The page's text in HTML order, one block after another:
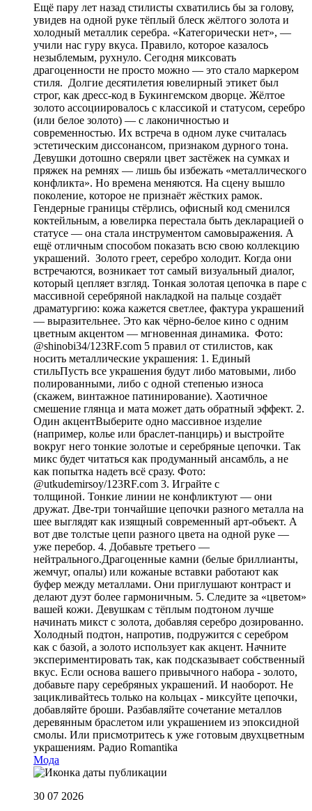
Ещё пару лет назад стилисты схватились бы за голову,
увидев на одной руке тёплый блеск жёлтого золота и
холодный металлик серебра. «Категорически нет», —
учили нас гуру вкуса. Правило, которое казалось
незыблемым, рухнуло. Сегодня миксовать
драгоценности не просто можно — это стало маркером
стиля. Долгие десятилетия ювелирный этикет был
строг, как дресс-код в Букингемском дворце. Жёлтое
золото ассоциировалось с классикой и статусом, серебро
(или белое золото) — с лаконичностью и
современностью. Их встреча в одном луке считалась
эстетическим диссонансом, признаком дурного тона.
Девушки дотошно сверяли цвет застёжек на сумках и
пряжек на ремнях — лишь бы избежать «металлического
конфликта». Но времена меняются. На сцену вышло
поколение, которое не признаёт жёстких рамок.
Гендерные границы стёрлись, офисный код сменился
коктейльным, а ювелирка перестала быть декларацией о
статусе — она стала инструментом самовыражения. А
ещё отличным способом показать всю свою коллекцию
украшений. Золото греет, серебро холодит. Когда они
встречаются, возникает тот самый визуальный диалог,
который цепляет взгляд. Тонкая золотая цепочка в паре с
массивной серебряной накладкой на пальце создаёт
драматургию: кожа кажется светлее, фактура украшений
— выразительнее. Это как чёрно-белое кино с одним
цветным акцентом — мгновенная динамика. Фото:
@shinobi34/123RF.com 5 правил от стилистов, как
носить металлические украшения: 1. Единый
стильПусть все украшения будут либо матовыми, либо
полированными, либо с одной степенью износа
(скажем, винтажное патинирование). Хаотичное
смешение глянца и мата может дать обратный эффект. 2.
Один акцентВыберите одно массивное изделие
(например, колье или браслет-панцирь) и выстройте
вокруг него тонкие золотые и серебряные цепочки. Так
микс будет читаться как продуманный ансамбль, а не
как попытка надеть всё сразу. Фото:
@utkudemirsoy/123RF.com 3. Играйте с
толщиной. Тонкие линии не конфликтуют — они
дружат. Две-три тончайшие цепочки разного металла на
шее выглядят как изящный современный арт-объект. А
вот две толстые цепи разного цвета на одной руке —
уже перебор. 4. Добавьте третьего —
нейтрального.Драгоценные камни (белые бриллианты,
жемчуг, опалы) или кожаные вставки работают как
буфер между металлами. Они приглушают контраст и
делают дуэт более гармоничным. 5. Следите за «цветом»
вашей кожи. Девушкам с тёплым подтоном лучше
начинать микст с золота, добавляя серебро дозированно.
Холодный подтон, напротив, подружится с серебром
как с базой, а золото использует как акцент. Начните
экспериментировать так, как подсказывает собственный
вкус. Если основа вашего привычного набора - золото,
добавьте пару серебряных украшений. И наоборот. Не
зацикливайтесь только на кольцах - миксуйте цепочки,
добавляйте броши. Разбавляйте сочетание металлов
деревянным браслетом или украшением из эпоксидной
смолы. Или присмотритесь к уже готовым двухцветным
украшениям. Радио Romantika
Мода
30 07 2026